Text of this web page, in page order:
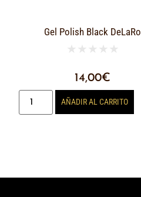
Gel Polish Black DeLaRo
★ ★ ★ ★ ★
14,00€
AÑADIR AL CARRITO